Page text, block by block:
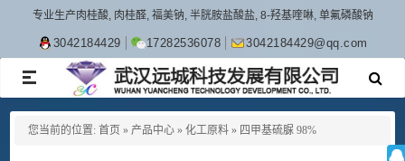
专业生产肉桂酸, 肉桂醛, 福美钠, 半胱胺盐酸盐, 8-羟基喹啉, 单氟磷酸钠
3042184429 17282536078 3042184429@qq.com
TOGGLE
NAVIGATION
您当前的位置: 首页 » 产品中心 » 化工原料 » 四甲基硫脲 98%